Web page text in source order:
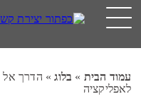
עמוד הבית » בלוג» הדרך אל
לאפליקציה